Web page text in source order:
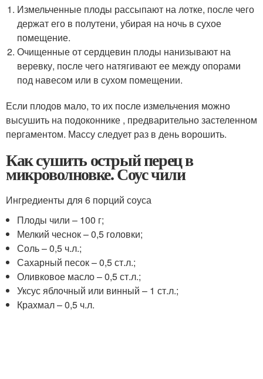
Измельченные плоды рассыпают на лотке, после чего
держат его в полутени, убирая на ночь в сухое
помещение.
Очищенные от сердцевин плоды нанизывают на
веревку, после чего натягивают ее между опорами
под навесом или в сухом помещении.
Если плодов мало, то их после измельчения можно
высушить на подоконнике , предварительно застеленном
пергаментом. Массу следует раз в день ворошить.
Как сушить острый перец в
микроволновке. Соус чили
Ингредиенты для 6 порций соуса
Плоды чили – 100 г;
Мелкий чеснок – 0,5 головки;
Соль – 0,5 ч.л.;
Сахарный песок – 0,5 ст.л.;
Оливковое масло – 0,5 ст.л.;
Уксус яблочный или винный – 1 ст.л.;
Крахмал – 0,5 ч.л.